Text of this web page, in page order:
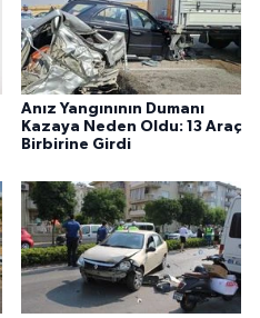
Anız Yangınının Dumanı
Kazaya Neden Oldu: 13 Araç
Birbirine Girdi